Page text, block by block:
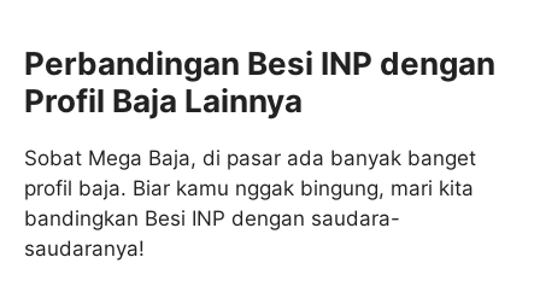
Perbandingan Besi INP dengan
Profil Baja Lainnya
Sobat Mega Baja, di pasar ada banyak banget
profil baja. Biar kamu nggak bingung, mari kita
bandingkan Besi INP dengan saudara-
saudaranya!